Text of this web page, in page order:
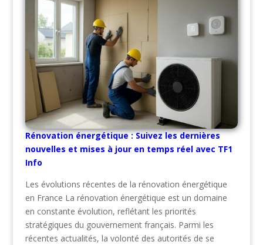
Rénovation énergétique : Suivez les dernières
nouvelles et mises à jour en temps réel avec TF1
Info
Les évolutions récentes de la rénovation énergétique
en France La rénovation énergétique est un domaine
en constante évolution, reflétant les priorités
stratégiques du gouvernement français. Parmi les
récentes actualités, la volonté des autorités de se